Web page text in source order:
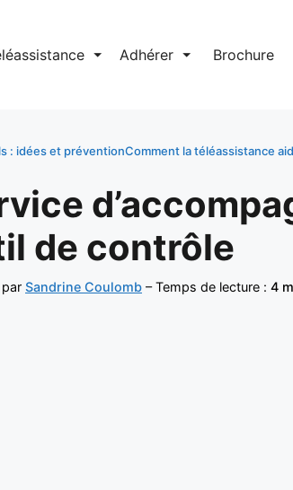
⏷ Adhérer ⏷ Brochure
: idées et préventionComment la téléassistance
de contrôle
par Sandrine Coulomb – Temps de lecture : 4